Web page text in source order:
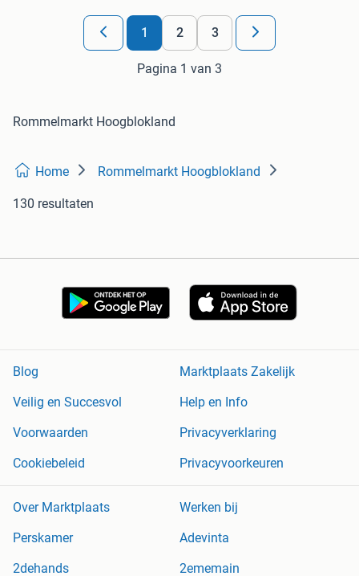
1 2 3
Pagina 1 van 3
Rommelmarkt Hoogblokland
Home Rommelmarkt Hoogblokland
130 resultaten
Blog
Marktplaats Zakelijk
Veilig en Succesvol
Help en Info
Voorwaarden
Privacyverklaring
Cookiebeleid
Privacyvoorkeuren
Over Marktplaats
Werken bij
Perskamer
Adevinta
2dehands
2ememain